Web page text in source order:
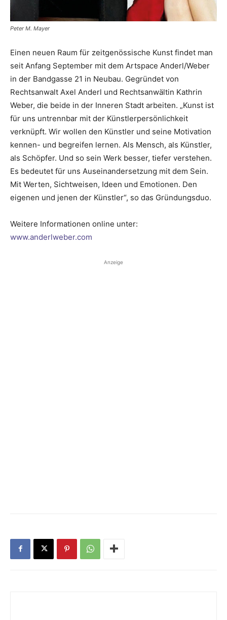
Peter M. Mayer
Einen neuen Raum für zeitgenössische Kunst findet man
seit Anfang September mit dem Artspace Anderl/Weber
in der Bandgasse 21 in Neubau. Gegründet von
Rechtsanwalt Axel Anderl und Rechtsanwältin Kathrin
Weber, die beide in der Inneren Stadt arbeiten. „Kunst ist
für uns untrennbar mit der Künstlerpersönlichkeit
verknüpft. Wir wollen den Künstler und seine Motivation
kennen- und begreifen lernen. Als Mensch, als Künstler,
als Schöpfer. Und so sein Werk besser, tiefer verstehen.
Es bedeutet für uns Auseinandersetzung mit dem Sein.
Mit Werten, Sichtweisen, Ideen und Emotionen. Den
eigenen und jenen der Künstler“, so das Gründungsduo.
Weitere Informationen online unter:
www.anderlweber.com
Anzeige